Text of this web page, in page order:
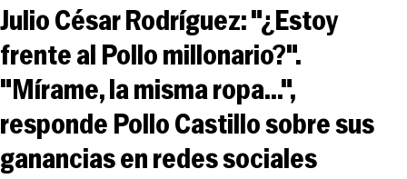
Julio César Rodríguez: "¿Estoy
frente al Pollo millonario?".
"Mírame, la misma ropa...",
responde Pollo Castillo sobre sus
ganancias en redes sociales